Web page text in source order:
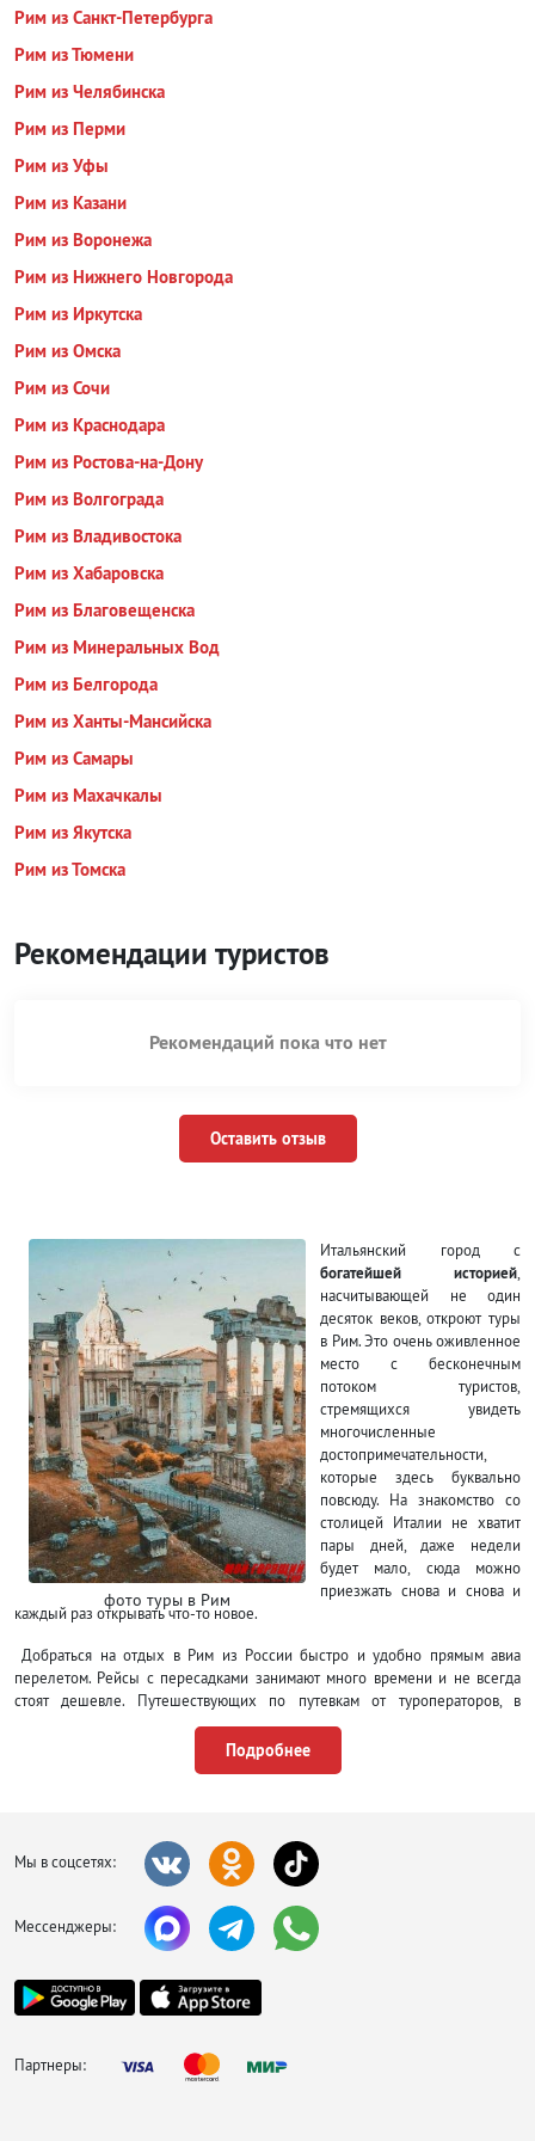
Рим из Санкт-Петербурга
Рим из Тюмени
Рим из Челябинска
Рим из Перми
Рим из Уфы
Рим из Казани
Рим из Воронежа
Рим из Нижнего Новгорода
Рим из Иркутска
Рим из Омска
Рим из Сочи
Рим из Краснодара
Рим из Ростова-на-Дону
Рим из Волгограда
Рим из Владивостока
Рим из Хабаровска
Рим из Благовещенска
Рим из Минеральных Вод
Рим из Белгорода
Рим из Ханты-Мансийска
Рим из Самары
Рим из Махачкалы
Рим из Якутска
Рим из Томска
Рекомендации туристов
Рекомендаций пока что нет
Оставить отзыв
фото туры в Рим
Итальянский город с
богатейшей историей
насчитывающей не один
десяток веков, откроют туры
в Рим. Это очень оживленное
место с бесконечным
потоком туристов,
стремящихся увидеть
многочисленные
достопримечательности,
которые здесь буквально
повсюду. На знакомство со
столицей Италии не хватит
пары дней, даже недели
будет мало, сюда можно
приезжать снова и снова и
каждый раз открывать что-то новое.
Добраться на отдых в Рим из России быстро и удобно прямым авиа
перелетом. Рейсы с пересадками занимают много времени и не всегда
стоят дешевле. Путешествующих по путевкам от туроператоров, в
аэропорту будет встречать их представители, всем остальным придется
позаботиться о себе самостоятельно и забронировать трансфер заранее,
либо воспользоваться общественным транспортом. Трамваи, автобусы и
случае взмах руки будет проигнорирован.
турах в Риме можно в
отеле на любой
часть сосредоточена
вокруг
вокзала, площади
Подробнее
Мы в соцсетях:
Мессенджеры:
Партнеры: